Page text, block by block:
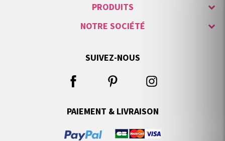
PRODUITS
NOTRE SOCIÉTÉ
SUIVEZ-NOUS
PAIEMENT & LIVRAISON